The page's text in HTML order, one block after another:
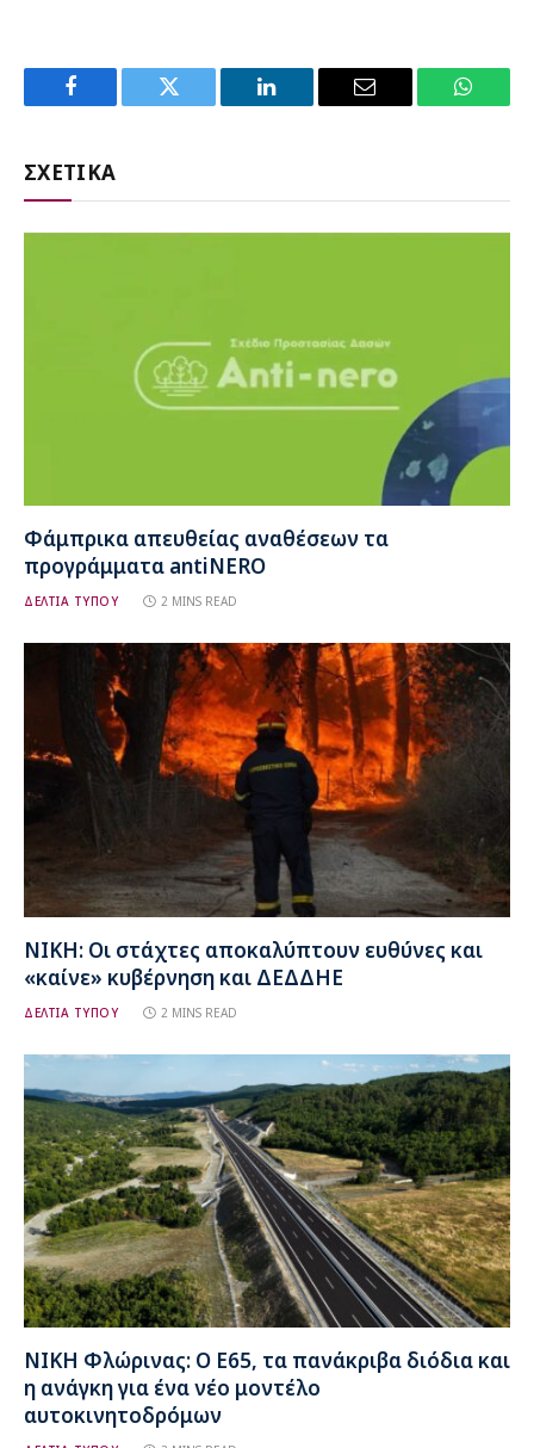
Facebook Twitter LinkedIn Email
ΣΧΕΤΙΚΑ
Φάμπρικα απευθείας αναθέσεων τα
προγράμματα antiNERO
ΔΕΛΤΙΑ ΤΥΠΟΥ 2 MINS READ
ΝΙΚΗ: Οι στάχτες αποκαλύπτουν ευθύνες και
«καίνε» κυβέρνηση και ΔΕΔΔΗΕ
ΔΕΛΤΙΑ ΤΥΠΟΥ 2 MINS READ
ΝΙΚΗ Φλώρινας: Ο Ε65, τα πανάκριβα διόδια και
η ανάγκη για ένα νέο μοντέλο
αυτοκινητοδρόμων